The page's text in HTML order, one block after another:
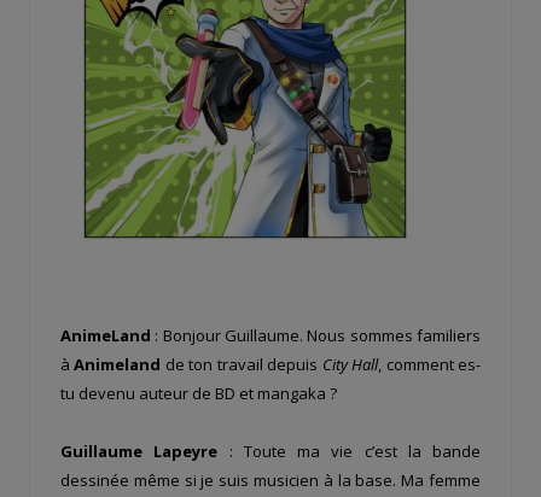
AnimeLand : Bonjour Guillaume. Nous sommes familiers
àAnimeland de ton travail depuis City Hall, comment es-
tu devenu auteur de BD et mangaka ?
Guillaume Lapeyre : Toute ma vie c’est la bande
dessinée même si je suis musicien à la base. Ma femme